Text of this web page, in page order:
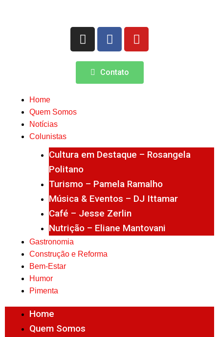
Contato
Home
Quem Somos
Notícias
Colunistas
Cultura em Destaque – Rosangela
Politano
Turismo – Pamela Ramalho
Música & Eventos – DJ Ittamar
Café – Jesse Zerlin
Nutrição – Eliane Mantovani
Gastronomia
Construção e Reforma
Bem-Estar
Humor
Pimenta
Home
Quem Somos